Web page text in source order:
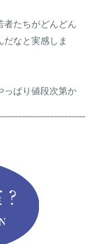
者たちがどんどん
なと実感しま
ぱり値段次第か